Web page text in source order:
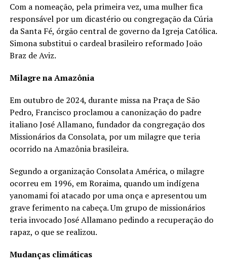
Com a nomeação, pela primeira vez, uma mulher fica
responsável por um dicastério ou congregação da Cúria
da Santa Fé, órgão central de governo da Igreja Católica.
Simona substitui o cardeal brasileiro reformado João
Braz de Aviz.
Milagre na Amazônia
Em outubro de 2024, durante missa na Praça de São
Pedro, Francisco proclamou a canonização do padre
italiano José Allamano, fundador da congregação dos
Missionários da Consolata, por um milagre que teria
ocorrido na Amazônia brasileira.
Segundo a organização Consolata América, o milagre
ocorreu em 1996, em Roraima, quando um indígena
yanomami foi atacado por uma onça e apresentou um
grave ferimento na cabeça. Um grupo de missionários
teria invocado José Allamano pedindo a recuperação do
rapaz, o que se realizou.
Mudanças climáticas